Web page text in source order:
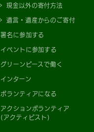
現金以外の寄付方法
遺言・遺産からのご寄付
署名に参加する
イベントに参加する
グリーンピースで働く
インターン
ボランティアになる
アクションボランティア
(アクティビスト)